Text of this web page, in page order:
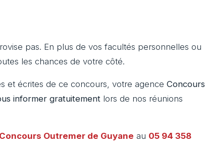
pas. En plus de vos facultés personnelles ou
les chances de votre côté.
et écrites de ce concours, votre agence Concours
informer gratuitement lors de nos réunions
Concours Outremer de Guyane au 05 94 358